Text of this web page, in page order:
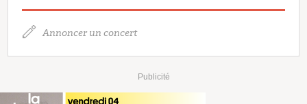
Annoncer un concert
Publicité